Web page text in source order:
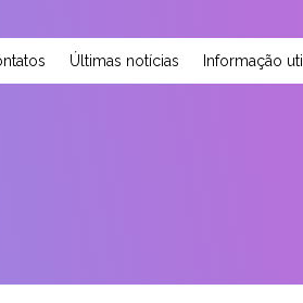
Últimas notícias Informação util